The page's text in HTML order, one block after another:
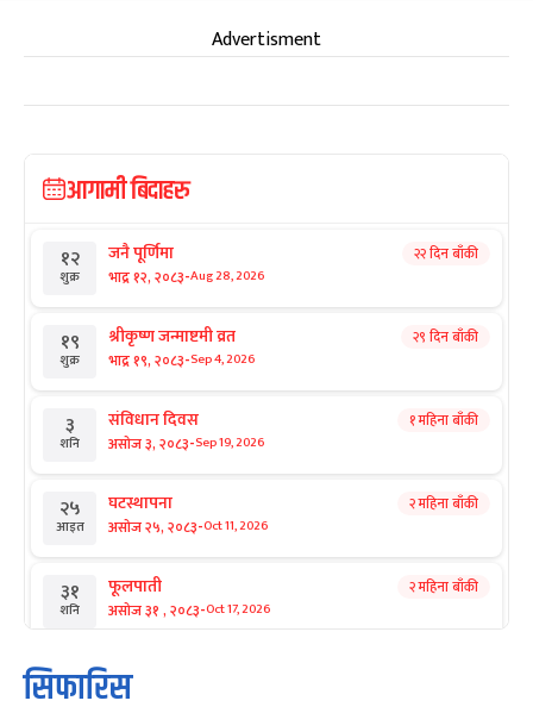
Advertisment
आगामी बिदाहरु
१२
शुक्र
जनै पूर्णिमा
भाद्र १२, २०८३-Aug 28, 2026
२२ दिन बाँकी
१९
शुक्र
श्रीकृष्ण जन्माष्टमी व्रत
भाद्र १९, २०८३-Sep 4, 2026
२९ दिन बाँकी
३
शनि
संविधान दिवस
असोज ३, २०८३-Sep 19, 2026
१ महिना बाँकी
२५
आइत
घटस्थापना
असोज २५, २०८३-Oct 11, 2026
२ महिना बाँकी
३१
शनि
फूलपाती
असोज ३१ , २०८३-Oct 17, 2026
२ महिना बाँकी
१
आइत
कार्तिक सङ्क्रान्ति
कार्तिक १, २०८३
सिफारिस